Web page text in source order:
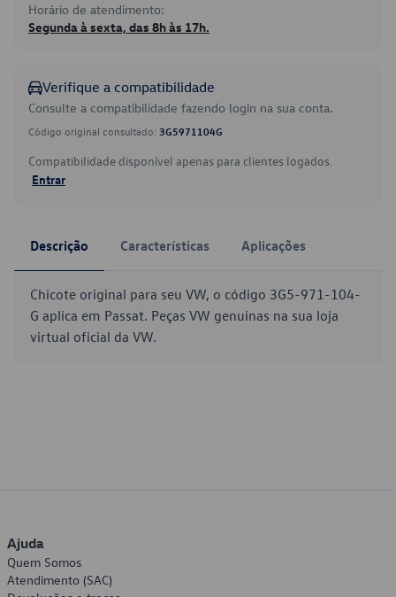
Horário de atendimento:
Segunda à sexta, das 8h às 17h.
Verifique a compatibilidade
Consulte a compatibilidade fazendo login na sua conta.
Código original consultado: 3G5971104G
Compatibilidade disponível apenas para clientes logados.
Entrar
Descrição Características Aplicações
Chicote original para seu VW, o código 3G5-971-104-
G aplica em Passat. Peças VW genuínas na sua loja
virtual oficial da VW.
Ajuda
Quem Somos
Atendimento (SAC)